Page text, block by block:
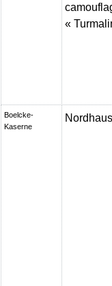
«
Boelcke-
Kaserne